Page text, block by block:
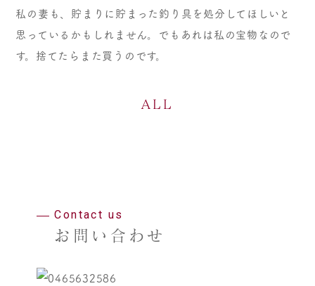
私の妻も、貯まりに貯まった釣り具を処分してほしいと
思っているかもしれません。でもあれは私の宝物なので
す。捨てたらまた買うのです。
ALL
Contact us
お問い合わせ